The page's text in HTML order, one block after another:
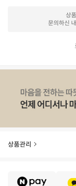
상
문의하신
상품관리